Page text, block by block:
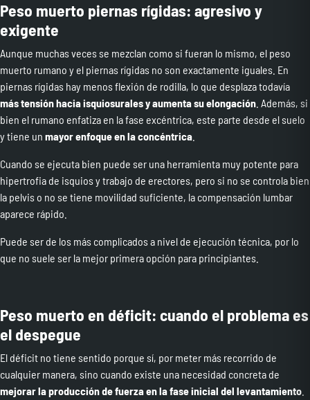
Peso muerto piernas rígidas: agresivo y
exigente
Aunque muchas veces se mezclan como si fueran lo mismo, el peso
muerto rumano y el piernas rígidas no son exactamente iguales. En
piernas rígidas hay menos flexión de rodilla, lo que desplaza todavía
más tensión hacia isquiosurales y aumenta su elongación . Además, si
bien el rumano enfatiza en la fase excéntrica, este parte desde el suelo
y tiene un mayor enfoque en la concéntrica
Cuando se ejecuta bien puede ser una herramienta muy potente para
hipertrofia de isquios y trabajo de erectores, pero si no se controla bien
la pelvis o no se tiene movilidad suficiente, la compensación lumbar
aparece rápido.
Puede ser de los más complicados a nivel de ejecución técnica, por lo
que no suele ser la mejor primera opción para principiantes.
Peso muerto en déficit: cuando el problema es
el despegue
El déficit no tiene sentido porque sí, por meter más recorrido de
cualquier manera, sino cuando existe una necesidad concreta de
mejorar la producción de fuerza en la fase inicial del levantamiento